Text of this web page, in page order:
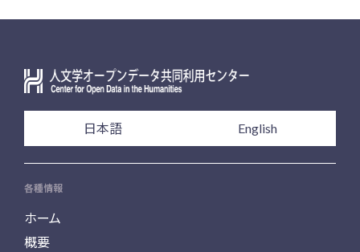
日本語 English
各種情報
ホーム
概要